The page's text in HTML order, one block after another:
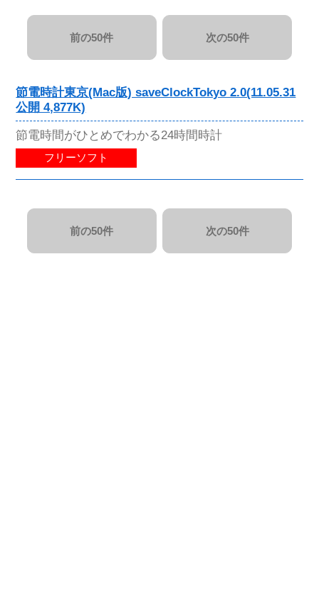
前の50件 次の50件
節電時計東京(Mac版) saveClockTokyo 2.0(11.05.31
公開 4,877K)
節電時間がひとめでわかる24時間時計
フリーソフト
前の50件 次の50件